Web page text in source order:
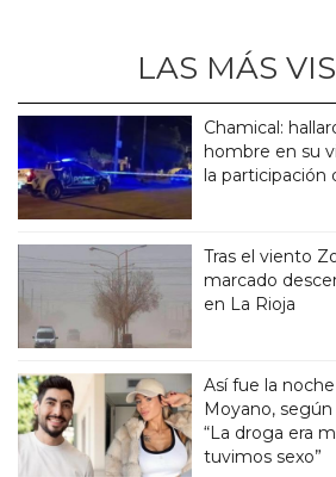
LAS MÁS
Chamical:
hombre en su
la participación
Tras el viento
marcado
en La Rioja
Así fue la
Moyano, según
“La droga era
tuvimos sexo”